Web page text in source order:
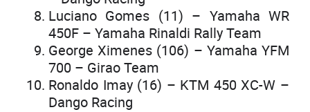
Luciano Gomes (11) – Yamaha WR
450F – Yamaha Rinaldi Rally Team
George Ximenes (106) – Yamaha YFM
700 – Girao Team
Ronaldo Imay (16) – KTM 450 XC-W –
Dango Racing